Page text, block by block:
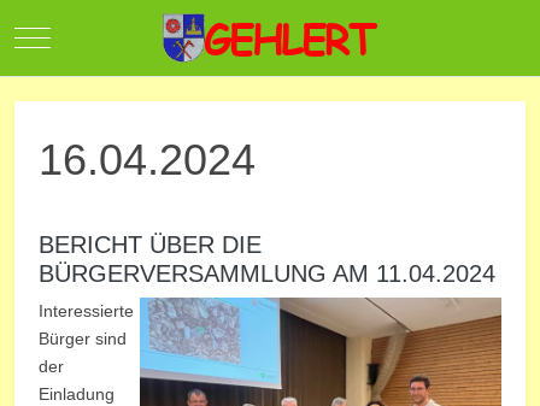
Mobile Menu Toggle
16.04.2024
BERICHT ÜBER DIE
BÜRGERVERSAMMLUNG AM 11.04.2024
Interessierte
Bürger sind
der
Einladung